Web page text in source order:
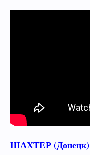
ШАХТЕР (Донецк)